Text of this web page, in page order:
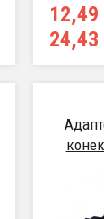
12,49
24,43